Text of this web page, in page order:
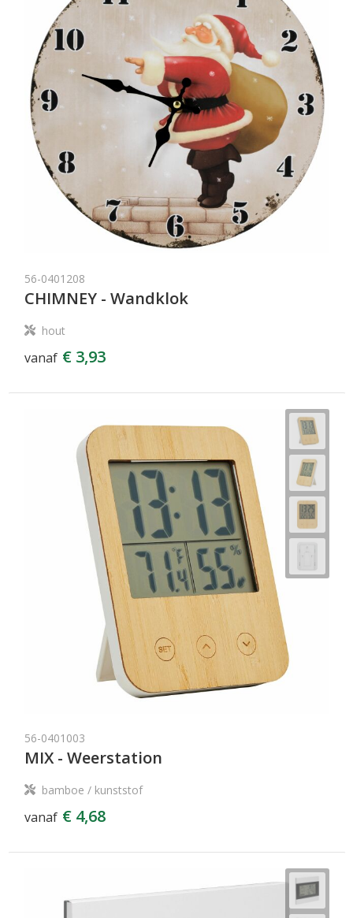
56-0401208
CHIMNEY - Wandklok
hout
vanaf € 3,93
56-0401003
MIX - Weerstation
bamboe / kunststof
vanaf € 4,68